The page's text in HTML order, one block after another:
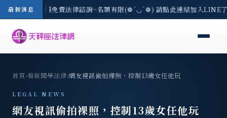
最新消息
-8/3(一) 現場免費法律諮詢~名額有限(❁´◡`❁) 請點此連結加入LINE
首頁›看新聞學法律›網友視訊偷拍裸照，控制13歲女任他玩
LEGAL NEWS
網友視訊偷拍裸照，控制13歲女任他玩